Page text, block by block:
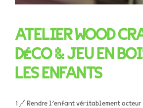
ATELIER WOOD
DÉCO & JEU EN
LES ENFANTS
1/ Rendre l’enfant véritablement